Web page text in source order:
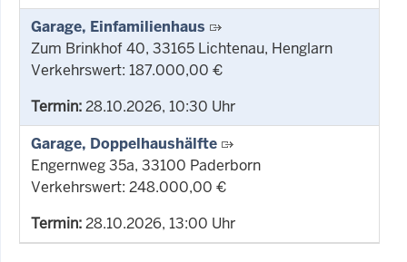
Garage, Einfamilienhaus
Zum Brinkhof 40, 33165 Lichtenau, Henglarn
Verkehrswert: 187.000,00 €
Termin:28.10.2026, 10:30 Uhr
Garage, Doppelhaushälfte
Engernweg 35a, 33100 Paderborn
Verkehrswert: 248.000,00 €
Termin:28.10.2026, 13:00 Uhr